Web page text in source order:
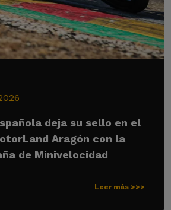
deja su sello en el
Aragón con la
de Minivelocidad
Leer más >>>